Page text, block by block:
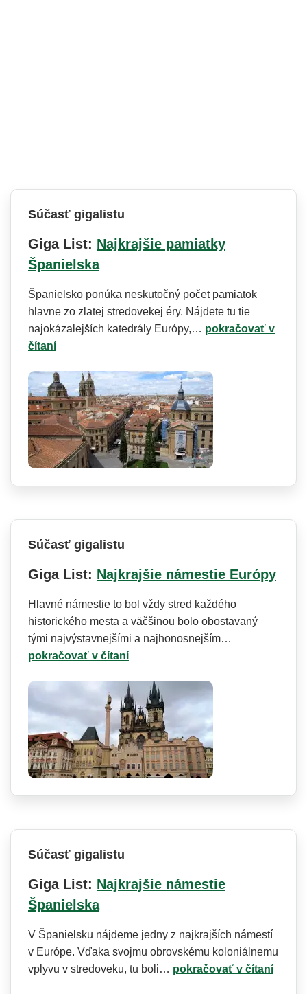
Súčasť gigalistu
Giga List: Najkrajšie pamiatky
Španielska
Španielsko ponúka neskutočný počet pamiatok
hlavne zo zlatej stredovekej éry. Nájdete tu tie
najokázalejších katedrály Európy,… pokračovať v
čítaní
Súčasť gigalistu
Giga List: Najkrajšie námestie Európy
Hlavné námestie to bol vždy stred každého
historického mesta a väčšinou bolo obostavaný
tými najvýstavnejšími a najhonosnejším…
pokračovať v čítaní
Súčasť gigalistu
Giga List: Najkrajšie námestie
Španielska
V Španielsku nájdeme jedny z najkrajších námestí
v Európe. Vďaka svojmu obrovskému koloniálnemu
vplyvu v stredoveku, tu boli… pokračovať v čítaní